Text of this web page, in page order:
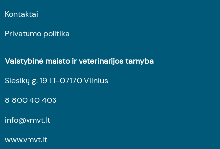
Kontaktai
Privatumo politika
Valstybinė maisto ir veterinarijos tarnyba
Siesikų g. 19 LT-07170 Vilnius
8 800 40 403
info@vmvt.lt
www.vmvt.lt